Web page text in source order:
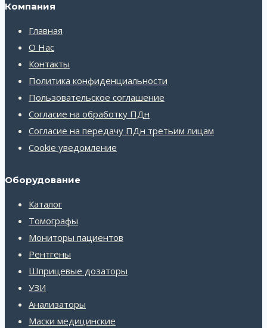
Компания
Главная
О Нас
Контакты
Политика конфиденциальности
Пользовательское соглашение
Согласие на обработку ПДн
Согласие на передачу ПДн третьим лицам
Cookie уведомление
Оборудование
Каталог
Томографы
Мониторы пациентов
Рентгены
Шприцевые дозаторы
УЗИ
Анализаторы
Маски медицинские